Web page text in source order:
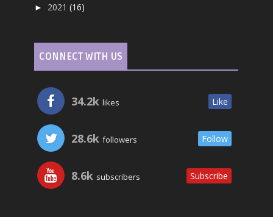
► 2021(16)
CONNECT WITH US
34.2k likes Like
28.6k followers Follow
8.6k subscribers Subscribe